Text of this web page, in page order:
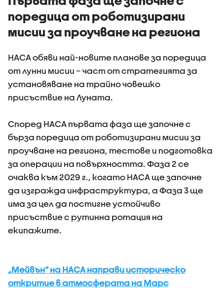
поредица от роботизирани
мисии за проучване на региона
НАСА обяви най-новите планове за поредица
от лунни мисии – част от стратегията за
установяване на трайно човешко
присъствие на Луната.
Според НАСА първата фаза ще започне с
бърза поредица от роботизирани мисии за
проучване на региона, тестове и подготовка
за операции на повърхността. Фаза 2 се
очаква към 2029 г., когато НАСА ще започне
да изгражда инфраструктура, а Фаза 3 ще
има за цел да постигне устойчиво
присъствие с рутинна ротация на
екипажите.
„Мейвън“ на НАСА направи историческо
откритие в атмосферата на Марс